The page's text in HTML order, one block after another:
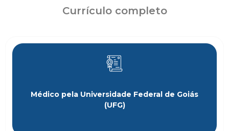
Currículo completo
Médico pela Universidade Federal de Goiás
(UFG)